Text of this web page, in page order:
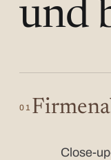
und
01
Close-